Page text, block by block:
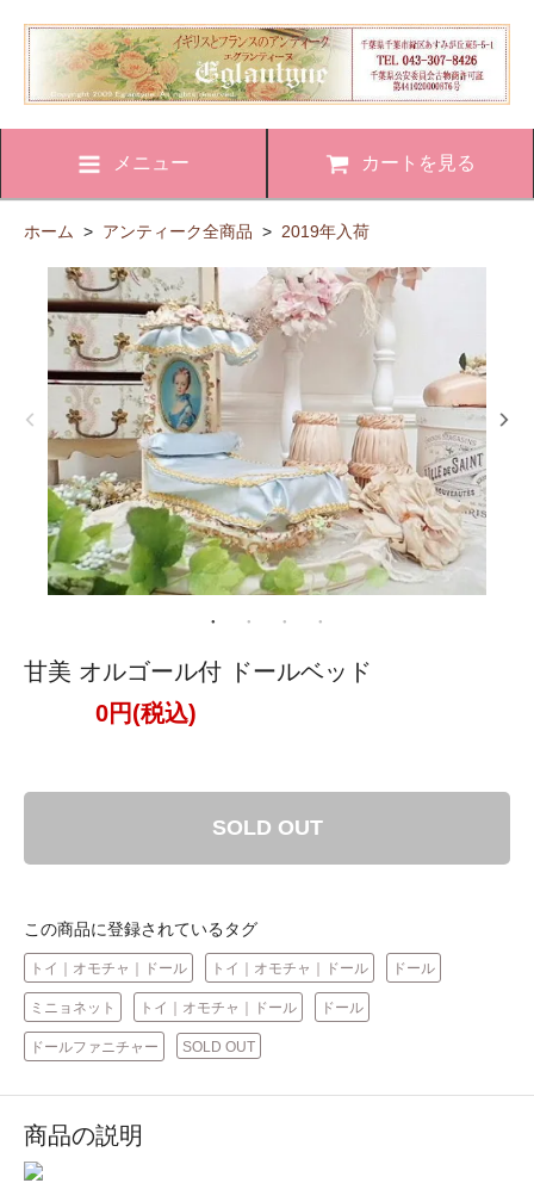
メニュー カートを見る
ホーム > アンティーク全商品 > 2019年入荷
甘美 オルゴール付 ドールベッド
0円(税込)
SOLD OUT
この商品に登録されているタグ
トイ｜オモチャ｜ドール トイ｜オモチャ｜ドール ドール
ミニョネット トイ｜オモチャ｜ドール ドール
ドールファニチャー SOLD OUT
商品の説明